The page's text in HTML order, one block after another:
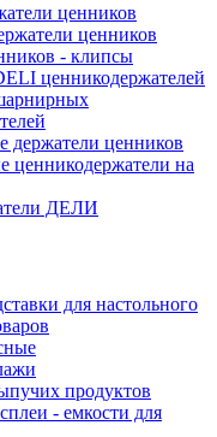
ценников
ценников
- клипсы
ценникодержателей
держатели ценников
ценникодержатели на
ДЕЛИ
для настольного
продуктов
- емкости для